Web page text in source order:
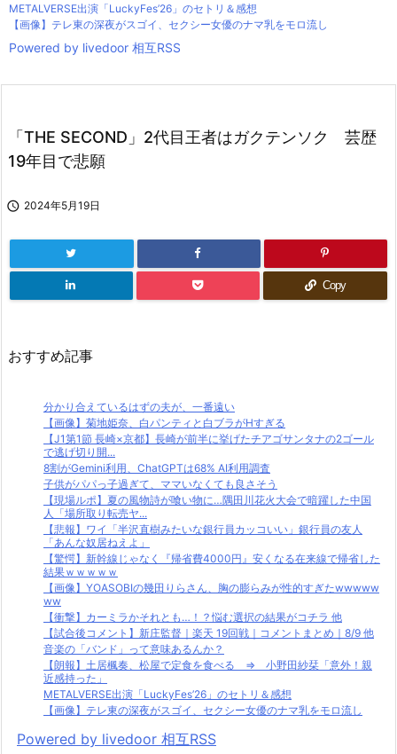
METALVERSE出演「LuckyFes’26」のセトリ＆感想
【画像】テレ東の深夜がスゴイ、セクシー女優のナマ乳をモロ流し
Powered by livedoor 相互RSS
「THE SECOND」2代目王者はガクテンソク 芸歴
19年目で悲願
 2024年5月19日
Copy
おすすめ記事
分かり合えているはずの夫が、一番遠い
【画像】菊地姫奈、白パンティと白ブラがHすぎる
【J1第1節 長崎×京都】長崎が前半に挙げたチアゴサンタナの2ゴール
で逃げ切り開...
8割がGemini利用、ChatGPTは68% AI利用調査
子供がパパっ子過ぎて、ママいなくても良さそう
【現場ルポ】夏の風物詩が喰い物に…隅田川花火大会で暗躍した中国
人「場所取り転売ヤ...
【悲報】ワイ「半沢直樹みたいな銀行員カッコいい」銀行員の友人
「あんな奴居ねえよ」
【驚愕】新幹線じゃなく『帰省費4000円』安くなる在来線で帰省した
結果ｗｗｗｗｗ
【画像】YOASOBIの幾田りらさん、胸の膨らみが性的すぎたwwwww
ww
【衝撃】カーミラかそれとも…！？悩む選択の結果がコチラ 他
【試合後コメント】新庄監督｜楽天 19回戦｜コメントまとめ｜8/9 他
音楽の「バンド」って意味あるんか？
【朗報】土居楓奏、松屋で定食を食べる ⇒ 小野田紗栞「意外！親
近感持った」
METALVERSE出演「LuckyFes’26」のセトリ＆感想
【画像】テレ東の深夜がスゴイ、セクシー女優のナマ乳をモロ流し
Powered by livedoor 相互RSS